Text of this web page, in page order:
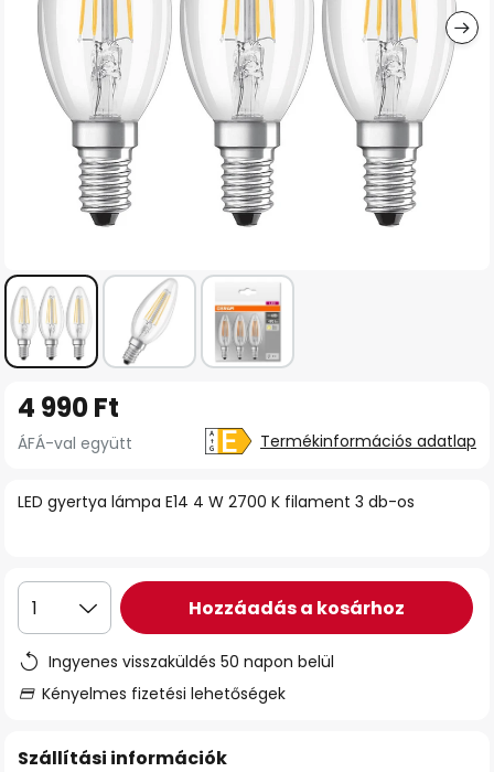
képgaléria
LED gyertya lámpa E14 4 W 2700 K filament 3 db-os
4 990 Ft
ÁFÁ-val együtt Termékinformációs adatlap
1 Hozzáadás a kosárhoz
Ingyenes visszaküldés 50 napon belül
Kényelmes fizetési lehetőségek
Szállítási információk